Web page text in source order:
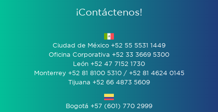
¡Contáctenos!
Ciudad de México +52 55 5531 1449
Oficina Corporativa +52 33 3669 5300
León +52 47 7152 1730
Monterrey +52 81 8100 5310 / +52 81 4624 0145
Tijuana +52 66 4873 5609
Bogotá +57 (601) 770 2999